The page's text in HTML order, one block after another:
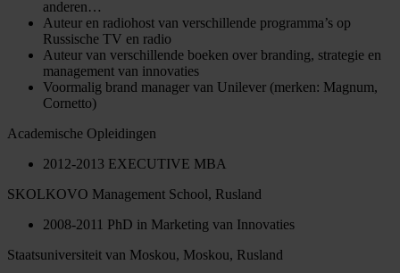
anderen…
Auteur en radiohost van verschillende programma’s op
Russische TV en radio
Auteur van verschillende boeken over branding, strategie en
management van innovaties
Voormalig brand manager van Unilever (merken: Magnum,
Cornetto)
Academische Opleidingen
2012-2013 EXECUTIVE MBA
SKOLKOVO Management School, Rusland
2008-2011 PhD in Marketing van Innovaties
Staatsuniversiteit van Moskou, Moskou, Rusland